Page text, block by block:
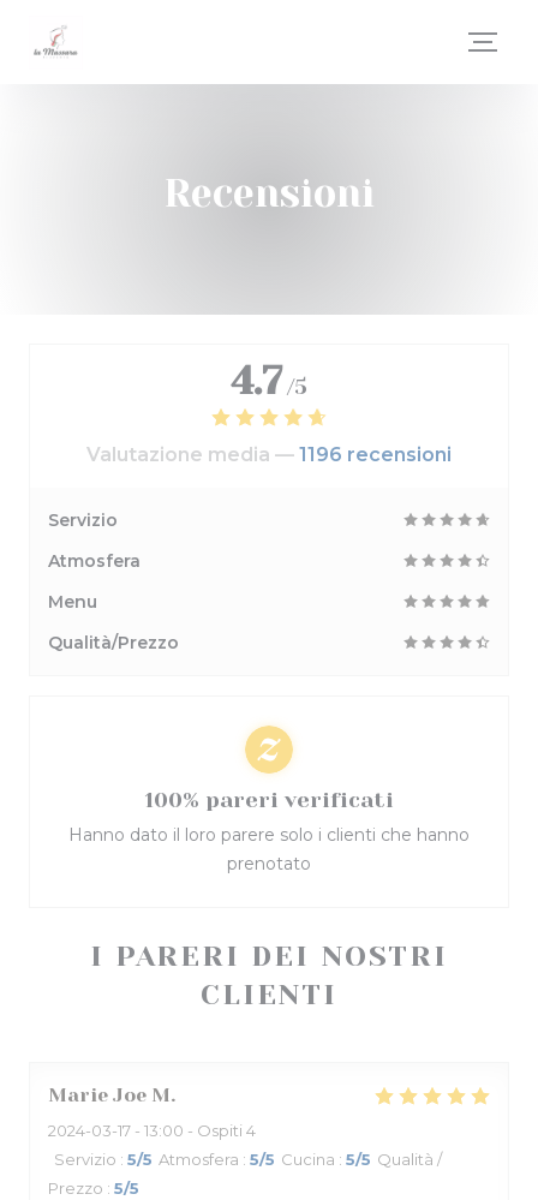
Recensioni
I PARERI DEI NOSTRI
CLIENTI
Marie Joe M
2024-03-17 - 13:00 - Ospiti 4
Servizio : 5/5 Atmosfera : 5/5 Cucina : 5/5 Qualità /
Prezzo : 5/5
4.7 /5
Valutazione media — 1196 recensioni
Servizio
Atmosfera
Menu
Qualità/Prezzo
100% pareri verificati
Hanno dato il loro parere solo i clienti che hanno
prenotato